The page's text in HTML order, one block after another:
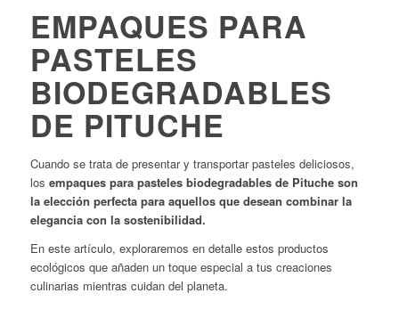
EMPAQUES PARA
PASTELES
BIODEGRADABLES
DE PITUCHE
Cuando se trata de presentar y transportar pasteles deliciosos,
los empaques para pasteles biodegradables de Pituche son
la elección perfecta para aquellos que desean combinar la
elegancia con la sostenibilidad.
En este artículo, exploraremos en detalle estos productos
ecológicos que añaden un toque especial a tus creaciones
culinarias mientras cuidan del planeta.